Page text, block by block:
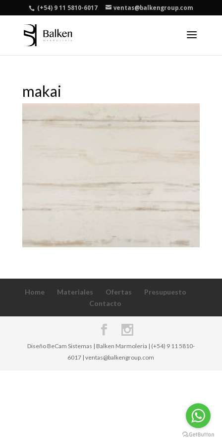
(+54) 9 11 5810-6017 ventas@balkengroup.com
makai
Home Materiales Ofertas
Presupuesto
Contacto
Diseño BeCam Sistemas | Balken Marmoleria | (+54) 9 11 5810-
6017 | ventas@balkengroup.com